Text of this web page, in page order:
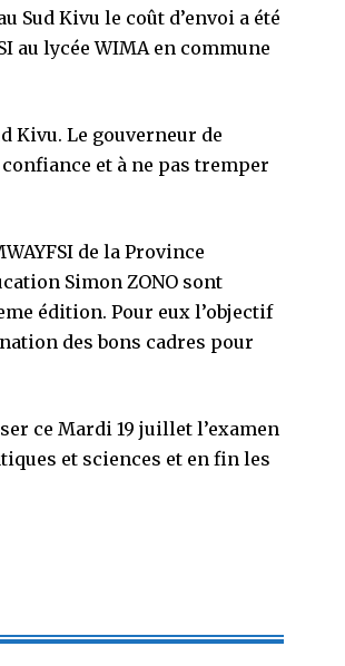
Kivu le coût d’envoi a été
au lycée WIMA en commune
Kivu. Le gouverneur de
et à ne pas tremper
de la Province
Simon ZONO sont
édition. Pour eux l’objectif
des bons cadres pour
ce Mardi 19 juillet l’examen
et sciences et en fin les